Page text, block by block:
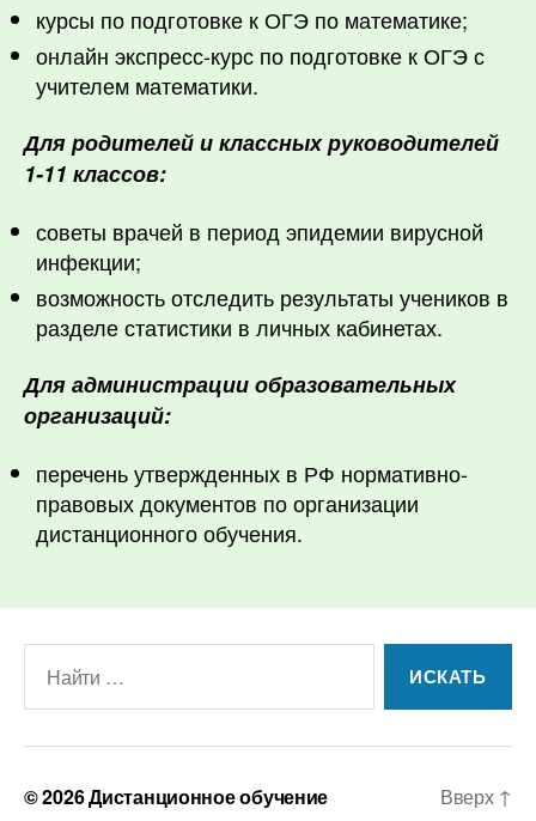
курсы по подготовке к ОГЭ по математике;
онлайн экспресс-курс по подготовке к ОГЭ с
учителем математики.
Для родителей и классных руководителей
1-11 классов:
советы врачей в период эпидемии вирусной
инфекции;
возможность отследить результаты учеников в
разделе статистики в личных кабинетах.
Для администрации образовательных
организаций:
перечень утвержденных в РФ нормативно-
правовых документов по организации
дистанционного обучения.
© 2026Дистанционное обучение Вверх ↑